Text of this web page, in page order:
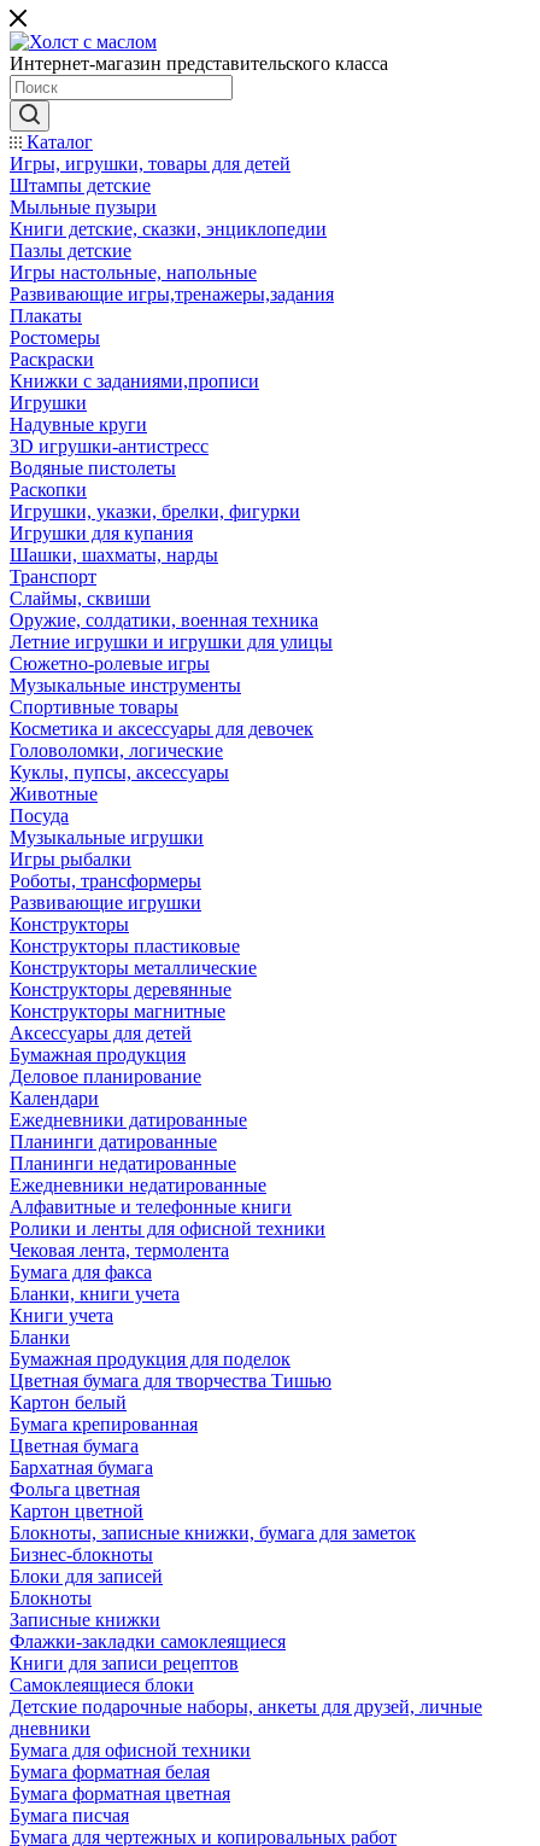
Интернет-магазин представительского класса
Каталог
Игры, игрушки, товары для детей
Штампы детские
Мыльные пузыри
Книги детские, сказки, энциклопедии
Пазлы детские
Игры настольные, напольные
Развивающие игры,тренажеры,задания
Плакаты
Ростомеры
Раскраски
Книжки с заданиями,прописи
Игрушки
Надувные круги
3D игрушки-антистресс
Водяные пистолеты
Раскопки
Игрушки, указки, брелки, фигурки
Игрушки для купания
Шашки, шахматы, нарды
Транспорт
Слаймы, сквиши
Оружие, солдатики, военная техника
Летние игрушки и игрушки для улицы
Сюжетно-ролевые игры
Музыкальные инструменты
Спортивные товары
Косметика и аксессуары для девочек
Головоломки, логические
Куклы, пупсы, аксессуары
Животные
Посуда
Музыкальные игрушки
Игры рыбалки
Роботы, трансформеры
Развивающие игрушки
Конструкторы
Конструкторы пластиковые
Конструкторы металлические
Конструкторы деревянные
Конструкторы магнитные
Аксессуары для детей
Бумажная продукция
Деловое планирование
Календари
Ежедневники датированные
Планинги датированные
Планинги недатированные
Ежедневники недатированные
Алфавитные и телефонные книги
Ролики и ленты для офисной техники
Чековая лента, термолента
Бумага для факса
Бланки, книги учета
Книги учета
Бланки
Бумажная продукция для поделок
Цветная бумага для творчества Тишью
Картон белый
Бумага крепированная
Цветная бумага
Бархатная бумага
Фольга цветная
Картон цветной
Блокноты, записные книжки, бумага для заметок
Бизнес-блокноты
Блоки для записей
Блокноты
Записные книжки
Флажки-закладки самоклеящиеся
Книги для записи рецептов
Самоклеящиеся блоки
Детские подарочные наборы, анкеты для друзей, личные
дневники
Бумага для офисной техники
Бумага форматная белая
Бумага форматная цветная
Бумага писчая
Бумага для чертежных и копировальных работ